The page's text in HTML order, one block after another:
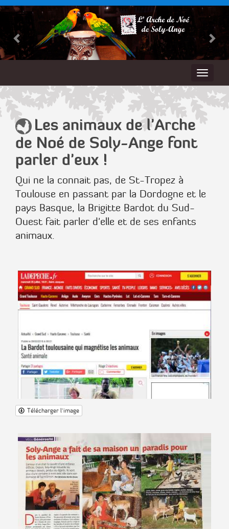
Les animaux de l'Arche
de Noé de Soly-Ange font
parler d'eux !
Qui ne la connait pas, de St-Tropez à
Toulouse en passant par la Dordogne et le
pays Basque, la Brigitte Bardot du Sud-
Ouest fait parler d'elle et de ses enfants
animaux.
Télécharger l'image